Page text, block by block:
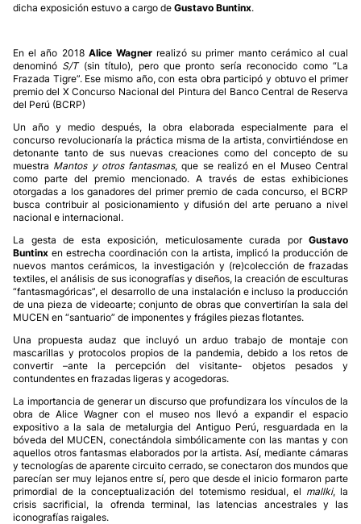
dicha exposición estuvo a cargo de Gustavo Buntinx.
En el año 2018 Alice Wagnerrealizó su primer manto cerámico al cual
denominó S/T (sin título), pero que pronto sería reconocido como “La
Frazada Tigre”. Ese mismo año, con esta obra participó y obtuvo el primer
premio del X Concurso Nacional del Pintura del Banco Central de Reserva
del Perú (BCRP)
Un año y medio después, la obra elaborada especialmente para el
concurso revolucionaría la práctica misma de la artista, convirtiéndose en
detonante tanto de sus nuevas creaciones como del concepto de su
muestra Mantos y otros fantasmas, que se realizó en el Museo Central
como parte del premio mencionado. A través de estas exhibiciones
otorgadas a los ganadores del primer premio de cada concurso, el BCRP
busca contribuir al posicionamiento y difusión del arte peruano a nivel
nacional e internacional.
La gesta de esta exposición, meticulosamente curada por Gustavo
Buntinx en estrecha coordinación con la artista, implicó la producción de
nuevos mantos cerámicos, la investigación y (re)colección de frazadas
textiles, el análisis de sus iconografías y diseños, la creación de esculturas
“fantasmagóricas”, el desarrollo de una instalación e incluso la producción
de una pieza de videoarte; conjunto de obras que convertirían la sala del
MUCEN en “santuario” de imponentes y frágiles piezas flotantes.
Una propuesta audaz que incluyó un arduo trabajo de montaje con
mascarillas y protocolos propios de la pandemia, debido a los retos de
convertir –ante la percepción del visitante- objetos pesados y
contundentes en frazadas ligeras y acogedoras.
La importancia de generar un discurso que profundizara los vínculos de la
obra de Alice Wagner con el museo nos llevó a expandir el espacio
expositivo a la sala de metalurgia del Antiguo Perú, resguardada en la
bóveda del MUCEN, conectándola simbólicamente con las mantas y con
aquellos otros fantasmas elaborados por la artista. Así, mediante cámaras
y tecnologías de aparente circuito cerrado, se conectaron dos mundos que
parecían ser muy lejanos entre sí, pero que desde el inicio formaron parte
primordial de la conceptualización del totemismo residual, el mallki, la
crisis sacrificial, la ofrenda terminal, las latencias ancestrales y las
iconografías raigales.